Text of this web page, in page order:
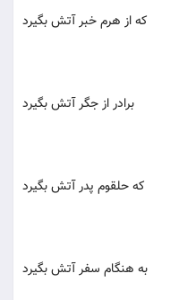
که از هرم خبر آتش بگیرد
برادر از جگر آتش بگیرد
که حلقوم پدر آتش بگیرد
به هنگام سفر آتش بگیرد